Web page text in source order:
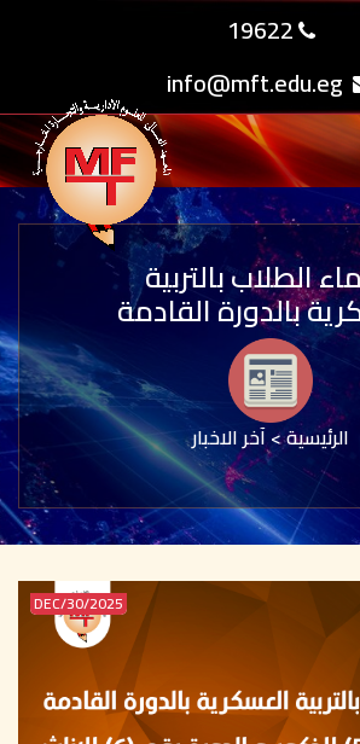
19622
الطلاب بالتربية
بالدورة القادمة
الرئيسية>آخر الاخبار
2025/DEC/30